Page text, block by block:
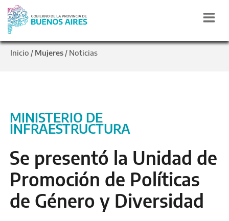
Inicio / Mujeres / Noticias
MINISTERIO DE
INFRAESTRUCTURA
Se presentó la Unidad de
Promoción de Políticas
de Género y Diversidad